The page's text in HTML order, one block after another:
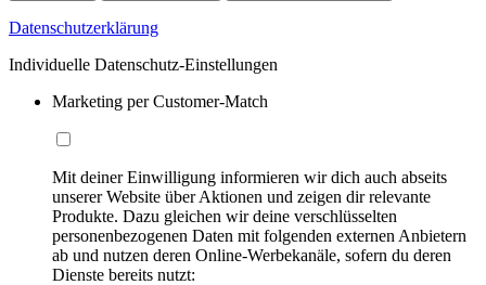
Datenschutzerklärung
Individuelle Datenschutz-Einstellungen
Marketing per Customer-Match
Mit deiner Einwilligung informieren wir dich auch abseits
unserer Website über Aktionen und zeigen dir relevante
Produkte. Dazu gleichen wir deine verschlüsselten
personenbezogenen Daten mit folgenden externen Anbietern
ab und nutzen deren Online-Werbekanäle, sofern du deren
Dienste bereits nutzt: